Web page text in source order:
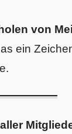
von
ein